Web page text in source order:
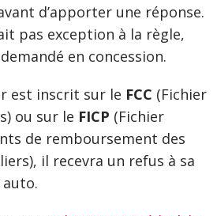
d’apporter une réponse.
pas exception à la règle,
en concession.
est inscrit sur le FCC (Fichier
ou sur le FICP (Fichier
de remboursement des
il recevra un refus à sa